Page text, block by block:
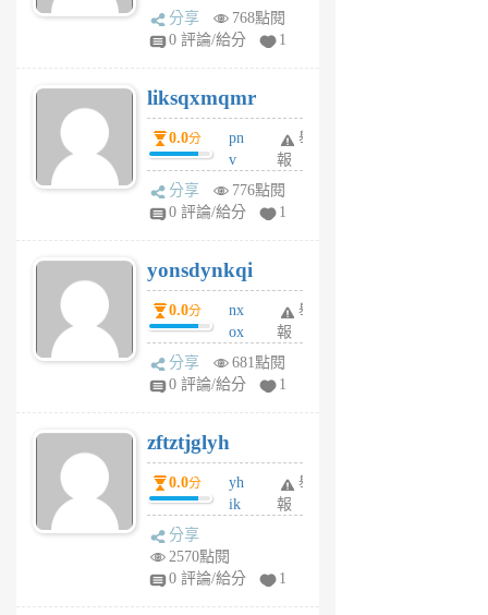
rv
pj
6
個
月
前
分享
768點閱
0 評論/給分
1
liksqxmqmr
0.0分
pn
v
wt
sv
6
個
月
前
舉
報
分享
776點閱
0 評論/給分
1
yonsdynkqi
0.0分
nx
ox
rh
pe
月
前
舉
報
分享
681點閱
0 評論/給分
1
zftztjglyh
0.0分
yh
ik
tu
舉
報
分享
2570點閱
0 評論/給分
1